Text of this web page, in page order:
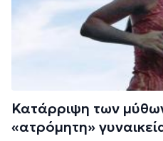
Κατάρριψη των
«ατρόμητη»